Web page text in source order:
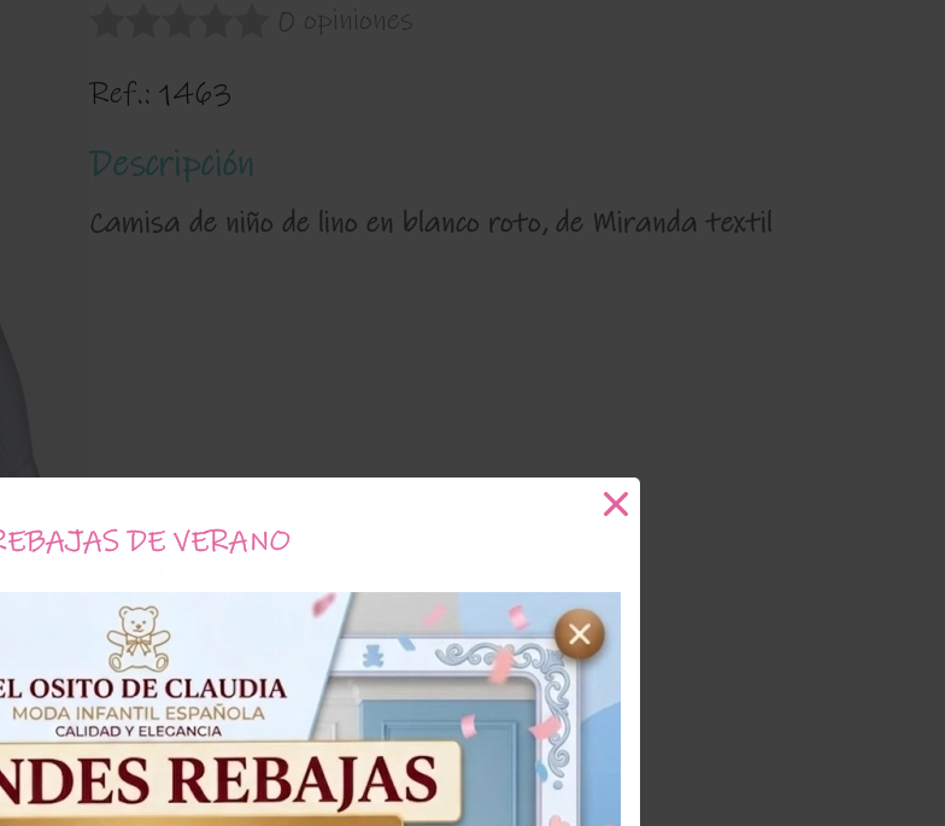
0 opiniones
Ref.: 1463
Descripción
Camisa de niño de lino en blanco roto, de Miranda textil
Tallas
2
Años Años
5
Años
6
Años
8
Años
15,96€
39,90€
Añadir al carrito
DE VERANO